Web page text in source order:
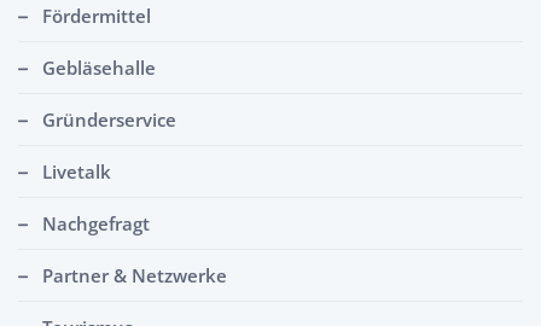
Fördermittel
Gebläsehalle
Gründerservice
Livetalk
Nachgefragt
Partner & Netzwerke